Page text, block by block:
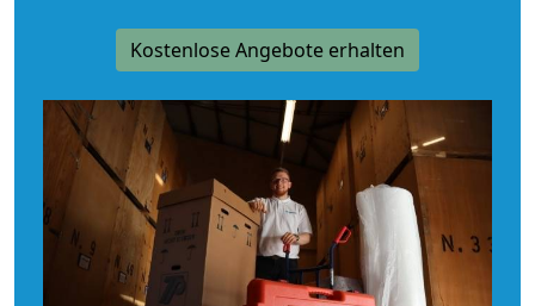
Kostenlose Angebote erhalten